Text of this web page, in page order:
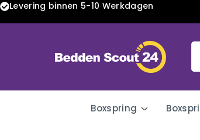
Levering binnen 5-10 Werkdagen
Boxspring